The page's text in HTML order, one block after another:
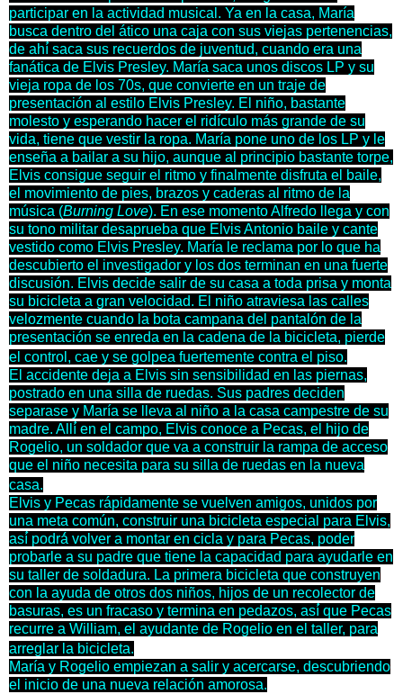
participar en la actividad musical. Ya en la casa, María
busca dentro del ático una caja con sus viejas pertenencias,
de ahí́ saca sus recuerdos de juventud, cuando era una
fanática de Elvis Presley. María saca unos discos LP y su
vieja ropa de los 70s, que convierte en un traje de
presentación al estilo Elvis Presley. El niño, bastante
molesto y esperando hacer el ridículo más grande de su
vida, tiene que vestir la ropa. María pone uno de los LP y le
enseña a bailar a su hijo, aunque al principio bastante torpe,
Elvis consigue seguir el ritmo y finalmente disfruta el baile,
el movimiento de pies, brazos y caderas al ritmo de la
música (Burning Love). En ese momento Alfredo llega y con
su tono militar desaprueba que Elvis Antonio baile y cante
vestido como Elvis Presley. María le reclama por lo que ha
descubierto el investigador y los dos terminan en una fuerte
discusión. Elvis decide salir de su casa a toda prisa y monta
su bicicleta a gran velocidad. El niño atraviesa las calles
velozmente cuando la bota campana del pantalón de la
presentación se enreda en la cadena de la bicicleta, pierde
el control, cae y se golpea fuertemente contra el piso.
El accidente deja a Elvis sin sensibilidad en las piernas,
postrado en una silla de ruedas. Sus padres deciden
separase y María se lleva al niño a la casa campestre de su
madre. Allí́ en el campo, Elvis conoce a Pecas, el hijo de
Rogelio, un soldador que va a construir la rampa de acceso
que el niño necesita para su silla de ruedas en la nueva
casa.
Elvis y Pecas rápidamente se vuelven amigos, unidos por
una meta común, construir una bicicleta especial para Elvis,
así́ podrá́ volver a montar en cicla y para Pecas, poder
probarle a su padre que tiene la capacidad para ayudarle en
su taller de soldadura. La primera bicicleta que construyen
con la ayuda de otros dos niños, hijos de un recolector de
basuras, es un fracaso y termina en pedazos, así́ que Pecas
recurre a William, el ayudante de Rogelio en el taller, para
arreglar la bicicleta.
María y Rogelio empiezan a salir y acercarse, descubriendo
el inicio de una nueva relación amorosa.